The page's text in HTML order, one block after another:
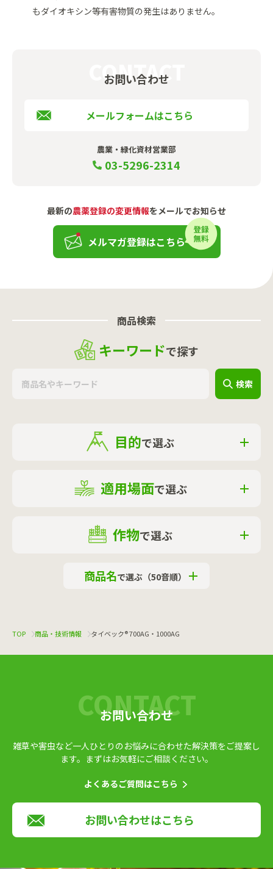
もダイオキシン等有害物質の発生はありません。
お問い合わせ
メールフォームはこちら
農業・緑化資材営業部
03-5296-2314
最新の農薬登録の変更情報をメールでお知らせ
メルマガ登録はこちら
商品検索
キーワードで探す
検索
目的で選ぶ
適用場面で選ぶ
作物で選ぶ
商品名で選ぶ（50音順）
TOP 商品・技術情報 タイベック® 700AG・1000AG
お問い合わせ
雑草や害虫など一人ひとりのお悩みに合わせた解決策をご提案し
ます。 まずはお気軽にご相談ください。
よくあるご質問はこちら
お問い合わせはこちら